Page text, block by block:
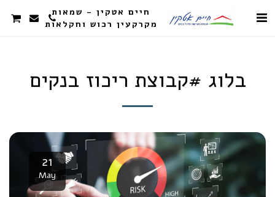
חיים אטקין - שמאות
מקרקעין רכוש וחקלאות
בלוג #קבוצת ריכוז בנקים
21
May